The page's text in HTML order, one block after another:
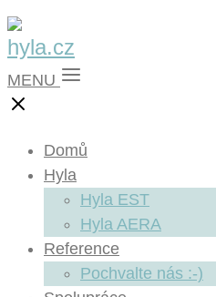
MENU
Domů
Hyla
Hyla EST
Hyla AERA
Reference
Pochvalte nás :-)